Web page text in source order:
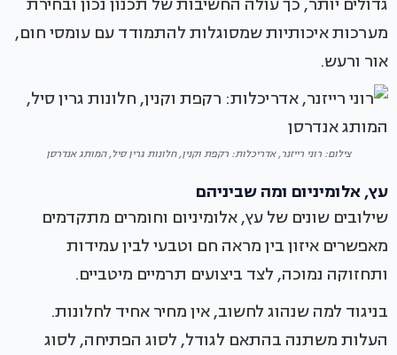
מערכות איכותיות שמסוגלות להתמודד עם עומסי חום,
אור ורעש.
צילום: רוני רייזנר, אדריכלות: רקפת וקנין, חלונות גרין סיל, המותג אנדרסן
עץ, אלומיניום ומה שביניהם
שילובים שונים של עץ, אלומיניום וחומרים מתקדמים
מאפשרים איזון בין מראה חם וטבעי לבין עמידות
ותחזוקה נמוכה, לצד ביצועים תרמיים מיטביים.
בניגוד למה שנהוג לחשוב, אין מחיר אחיד לחלונות.
העלות משתנה בהתאם לגודל, לסוג הפתיחה, לסוג